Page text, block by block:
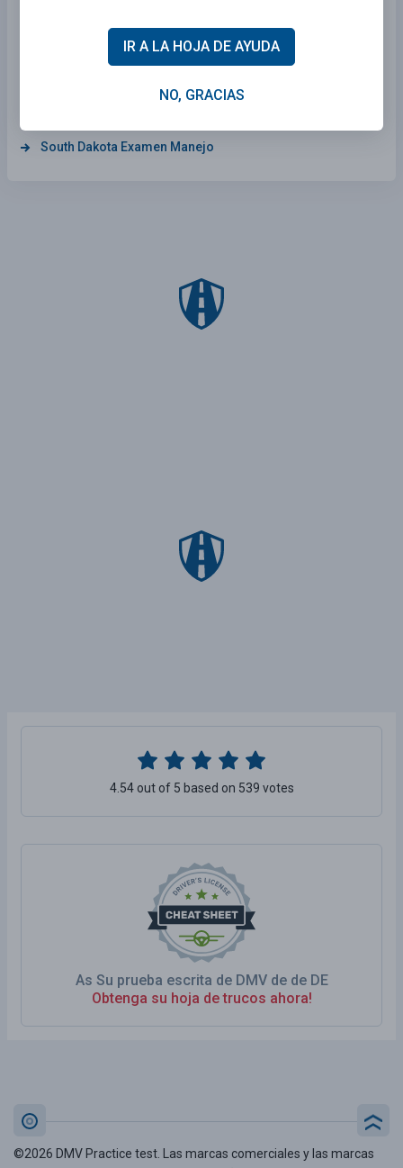
Kansas Examen Manejo
South Dakota Examen Manejo
As Su prueba escrita de DMV de de DE
Obtenga su hoja de trucos ahora!
4.54 out of 5 based on 539 votes
©2026 DMV Practice test. Las marcas comerciales y las marcas
IR A LA HOJA DE AYUDA
NO, GRACIAS